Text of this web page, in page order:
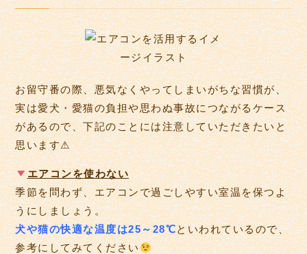
お留守番の際、悪気なくやってしまいがちな習慣が、
実は愛犬・愛猫の負担や思わぬ事故につながるケース
があるので、下記のことには注意していただきたいと
思います⚠
エアコンを使わない
季節を問わず、エアコンで過ごしやすい室温を保つよ
うにしましょう。
犬や猫の快適な温度は25～28℃といわれているので、
参考にしてみてください